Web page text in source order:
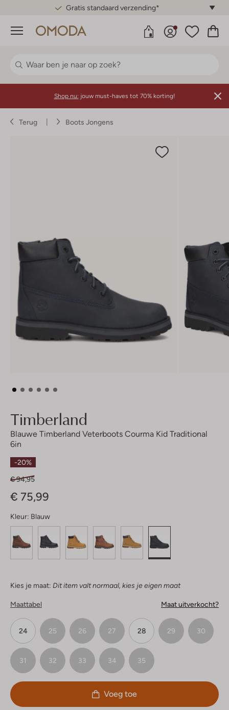
Gratis standaard verzending*
Menu
Shop nu: jouw must-haves tot 70% korting!
Terug Boots Jongens
Timberland
Blauwe Timberland Veterboots Courma Kid Traditional
6in
-20%
€ 94,95
€ 75,99
Kleur: Blauw
Kies je maat: Dit item valt normaal, kies je eigen maat
Maattabel Maat uitverkocht?
24 25 26 27 28 29 30
31 32 33 34 35
Voeg toe